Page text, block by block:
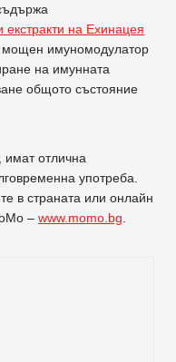
екстракти на Ехинацея
мощен имуномодулатор
на имунната
общото състояние
имат отлична
употреба.
в страната или онлайн
– www.momo.bg